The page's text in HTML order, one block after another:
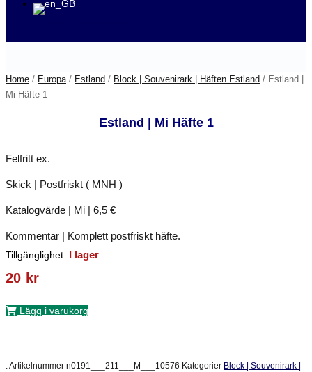
Home / Europa/ Estland / Block | Souvenirark | Häften Estland / Estland |
Mi Häfte 1
Estland | Mi Häfte 1
Felfritt ex.
Skick | Postfriskt ( MNH )
Katalogvärde | Mi | 6,5 €
Kommentar | Komplett postfriskt häfte.
Tillgänglighet: I lager
20 kr
Lägg i varukorg
:Artikelnummer n0191___211___M___10576 Kategorier Block | Souvenirark |